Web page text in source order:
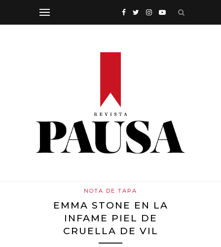
NOTA DE TAPA
EMMA STONE EN LA
INFAME PIEL DE
CRUELLA DE VIL